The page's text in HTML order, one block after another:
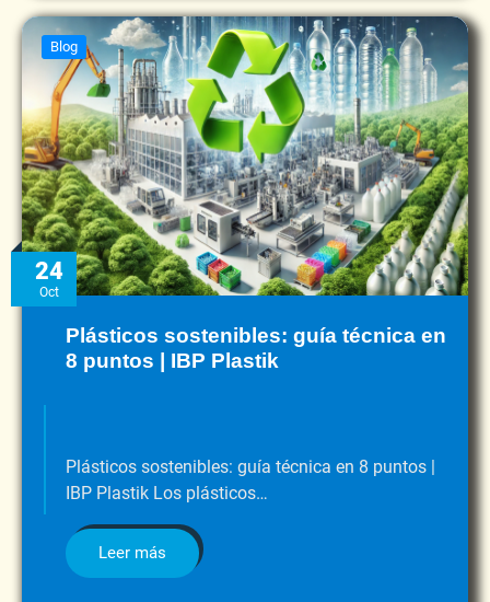
24
Oct
Blog
Plásticos sostenibles: guía técnica en
8 puntos | IBP Plastik
Plásticos sostenibles: guía técnica en 8 puntos |
IBP Plastik Los plásticos…
Leer más